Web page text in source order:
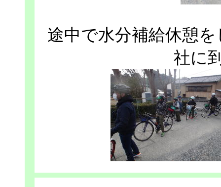
途中で水分補給休憩
社に